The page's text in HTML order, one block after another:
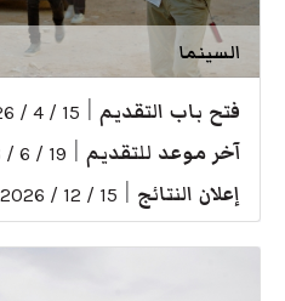
السينما
فتح باب التقديم 15 / 4 / 2026
آخر موعد للتقديم 19 / 6 / 2026
إعلان النتائج 15 / 12 / 2026